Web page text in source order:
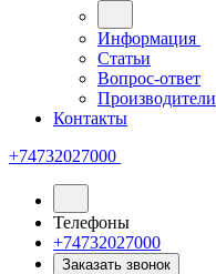
Информация
Статьи
Вопрос-ответ
Производители
Контакты
+74732027000
Телефоны
+74732027000
Заказать звонок